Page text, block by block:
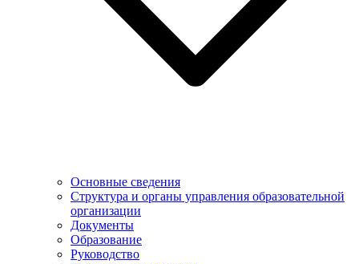
Основные сведения
Структура и органы управления образовательной
организации
Документы
Образование
Руководство